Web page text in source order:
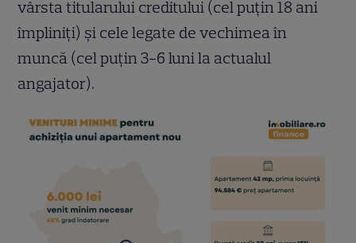
vârsta titularului creditului (cel puțin 18 ani
împliniți) și cele legate de vechimea în
muncă (cel puțin 3-6 luni la actualul
angajator).